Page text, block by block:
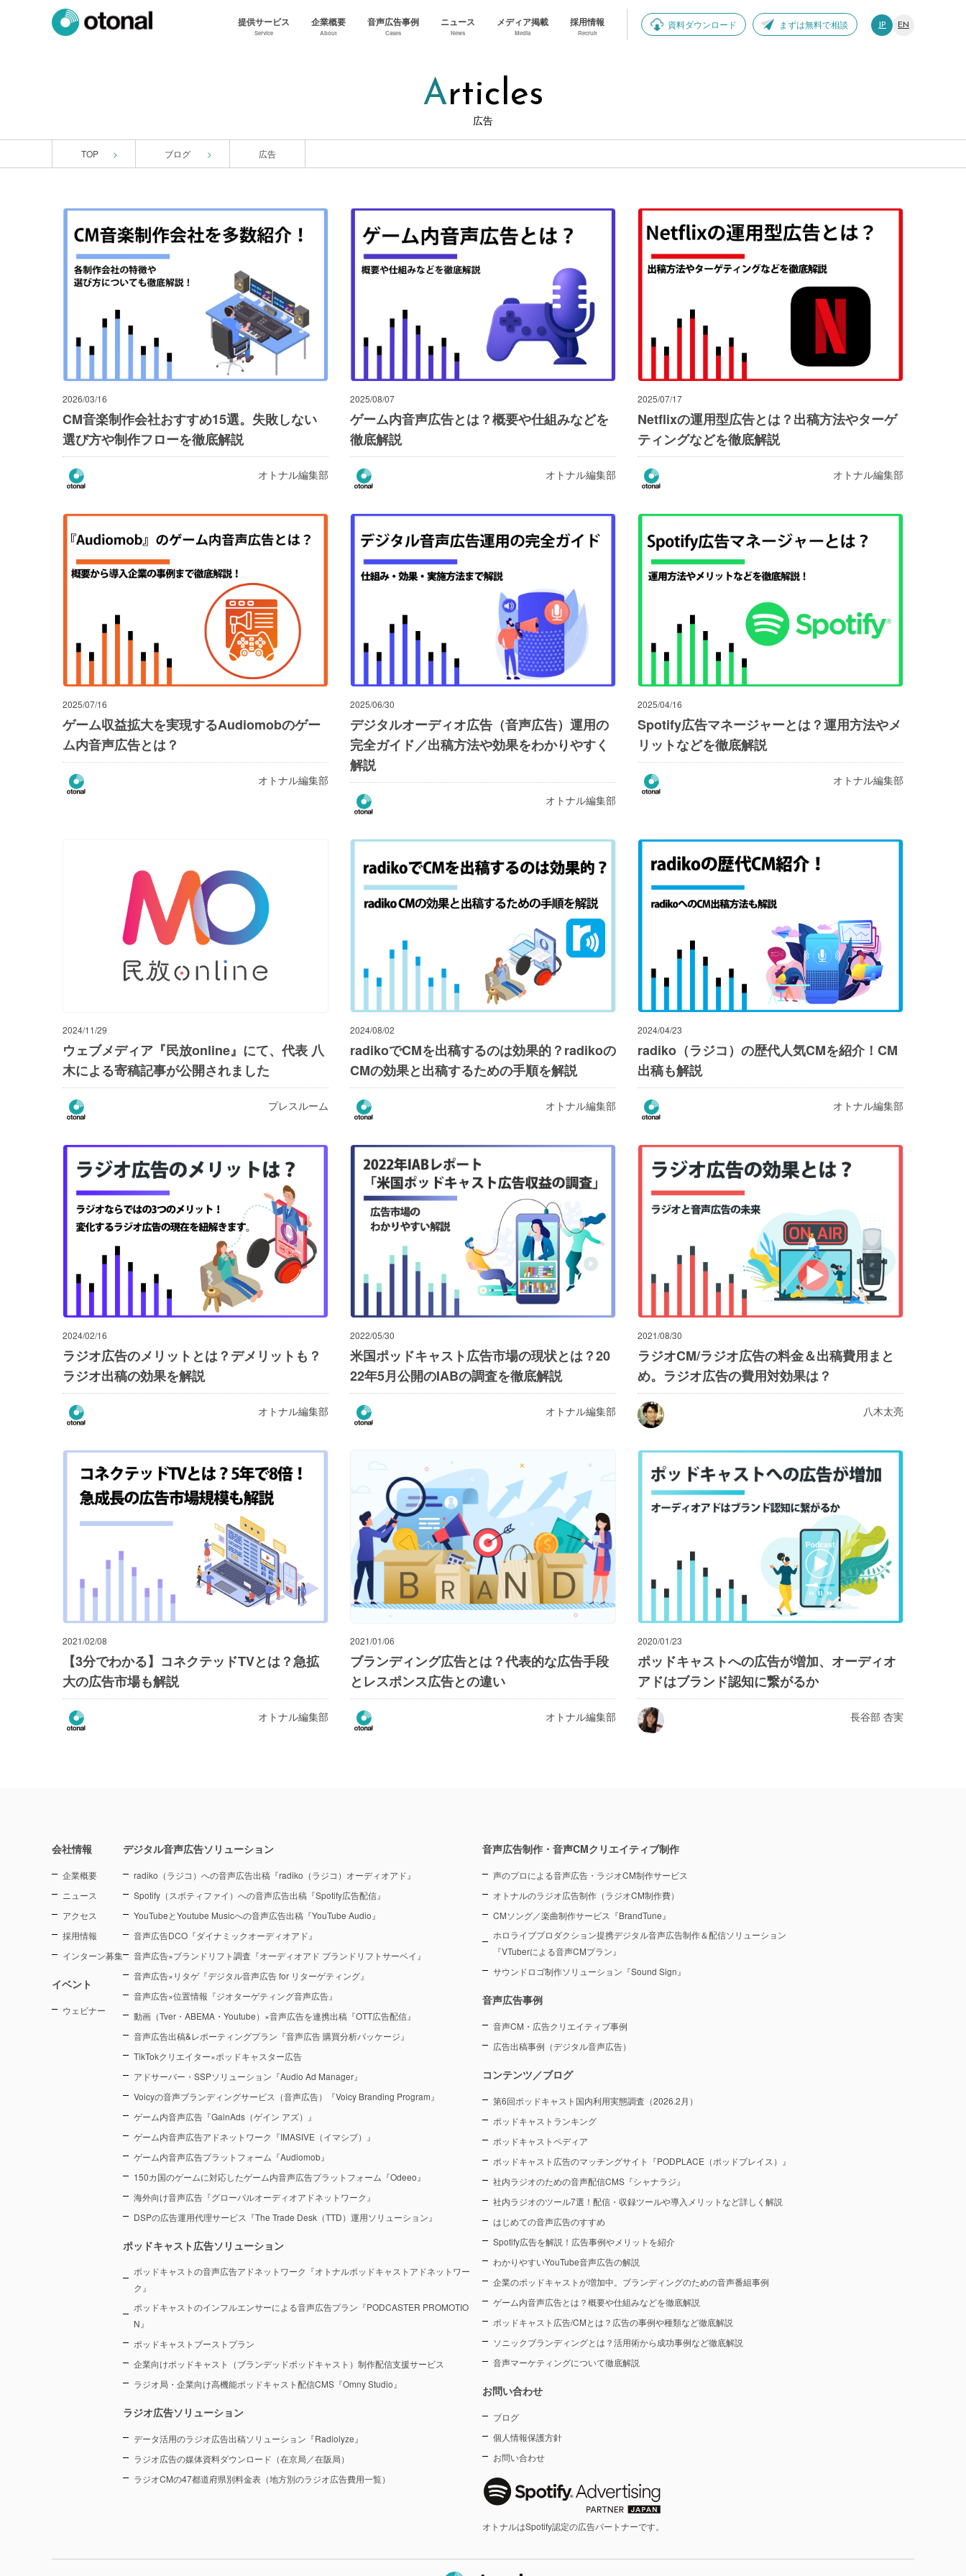
提供サービス
Service
企業概要
About
音声広告事例
Cases
ニュース
News
メディア掲載
Media
採用情報
Recruit
資料ダウンロード まずは無料で相談 JP EN
Articles
広告
TOP ブログ 広告
2026/03/16
CM音楽制作会社おすすめ15選。失敗しない
選び方や制作フローを徹底解説
オトナル編集部
2025/08/07
ゲーム内音声広告とは？概要や仕組みなどを
徹底解説
オトナル編集部
2025/07/17
Netflixの運用型広告とは？出稿方法やターゲ
ティングなどを徹底解説
オトナル編集部
2025/07/16
ゲーム収益拡大を実現するAudiomobのゲー
ム内音声広告とは？
オトナル編集部
2025/06/30
デジタルオーディオ広告（音声広告）運用の
完全ガイド／出稿方法や効果をわかりやすく
解説
オトナル編集部
2025/04/16
Spotify広告マネージャーとは？運用方法やメ
リットなどを徹底解説
オトナル編集部
2024/11/29
ウェブメディア『民放online』にて、代表 八
木による寄稿記事が公開されました
プレスルーム
2024/08/02
radikoでCMを出稿するのは効果的？radikoの
CMの効果と出稿するための手順を解説
オトナル編集部
2024/04/23
radiko（ラジコ）の歴代人気CMを紹介！CM
出稿も解説
オトナル編集部
2024/02/16
ラジオ広告のメリットとは？デメリットも？
ラジオ出稿の効果を解説
オトナル編集部
2022/05/30
米国ポッドキャスト広告市場の現状とは？20
22年5月公開のIABの調査を徹底解説
オトナル編集部
2021/08/30
ラジオCM/ラジオ広告の料金＆出稿費用まと
め。ラジオ広告の費用対効果は？
八木太亮
2021/02/08
【3分でわかる】コネクテッドTVとは？急拡
大の広告市場も解説
オトナル編集部
2021/01/06
ブランディング広告とは？代表的な広告手段
とレスポンス広告との違い
オトナル編集部
2020/01/23
ポッドキャストへの広告が増加、オーディオ
アドはブランド認知に繋がるか
長谷部 杏実
会社情報
企業概要
ニュース
アクセス
採用情報
インターン募集
イベント
ウェビナー
デジタル音声広告ソリューション
radiko（ラジコ）への音声広告出稿『radiko（ラジコ）オーディオアド』
Spotify（スポティファイ）への音声広告出稿『Spotify広告配信』
YouTubeとYoutube Musicへの音声広告出稿『YouTube Audio』
音声広告DCO『ダイナミックオーディオアド』
音声広告×ブランドリフト調査『オーディオアド ブランドリフトサーベイ』
音声広告×リタゲ『デジタル音声広告 for リターゲティング』
音声広告×位置情報『ジオターゲティング音声広告』
動画（Tver・ABEMA・Youtube）×音声広告を連携出稿『OTT広告配信』
音声広告出稿&レポーティングプラン『音声広告 購買分析パッケージ』
TikTokクリエイター×ポッドキャスター広告
アドサーバー・SSPソリューション『Audio Ad Manager』
Voicyの音声ブランディングサービス（音声広告）『Voicy Branding Program』
ゲーム内音声広告『GainAds（ゲイン アズ）』
ゲーム内音声広告アドネットワーク『IMASIVE（イマシブ）』
ゲーム内音声広告プラットフォーム『Audiomob』
150カ国のゲームに対応したゲーム内音声広告プラットフォーム『Odeeo』
海外向け音声広告『グローバルオーディオアドネットワーク』
DSPの広告運用代理サービス『The Trade Desk（TTD）運用ソリューション』
ポッドキャスト広告ソリューション
ポッドキャストの音声広告アドネットワーク『オトナルポッドキャストアドネットワー
ク』
ポッドキャストのインフルエンサーによる音声広告プラン『PODCASTER PROMOTIO
N』
ポッドキャストブーストプラン
企業向けポッドキャスト（ブランデッドポッドキャスト）制作配信支援サービス
ラジオ局・企業向け高機能ポッドキャスト配信CMS『Omny Studio』
ラジオ広告ソリューション
データ活用のラジオ広告出稿ソリューション『Radiolyze』
ラジオ広告の媒体資料ダウンロード（在京局／在阪局）
ラジオCMの47都道府県別料金表（地方別のラジオ広告費用一覧）
音声広告制作・音声CMクリエイティブ制作
声のプロによる音声広告・ラジオCM制作サービス
オトナルのラジオ広告制作（ラジオCM制作費）
CMソング／楽曲制作サービス『BrandTune』
ホロライブプロダクション提携デジタル音声広告制作＆配信ソリューション
『VTuberによる音声CMプラン』
サウンドロゴ制作ソリューション『Sound Sign』
音声広告事例
音声CM・広告クリエイティブ事例
広告出稿事例（デジタル音声広告）
コンテンツ／ブログ
第6回ポッドキャスト国内利用実態調査（2026.2月）
ポッドキャストランキング
ポッドキャストペディア
ポッドキャスト広告のマッチングサイト『PODPLACE（ポッドプレイス）』
社内ラジオのための音声配信CMS『シャナラジ』
社内ラジオのツール7選！配信・収録ツールや導入メリットなど詳しく解説
はじめての音声広告のすすめ
Spotify広告を解説！広告事例やメリットを紹介
わかりやすいYouTube音声広告の解説
企業のポッドキャストが増加中。ブランディングのための音声番組事例
ゲーム内音声広告とは？概要や仕組みなどを徹底解説
ポッドキャスト広告/CMとは？広告の事例や種類など徹底解説
ソニックブランディングとは？活用術から成功事例など徹底解説
音声マーケティングについて徹底解説
お問い合わせ
ブログ
個人情報保護方針
お問い合わせ
オトナルはSpotify認定の広告パートナーです。